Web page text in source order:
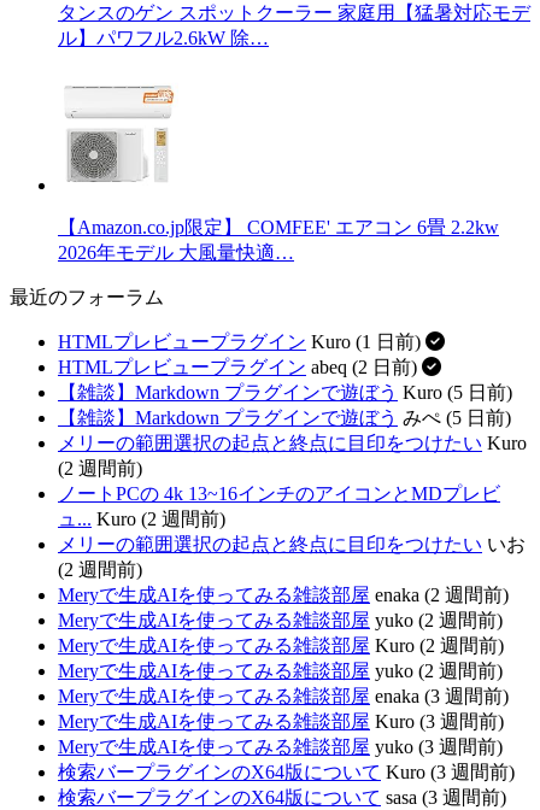
タンスのゲン スポットクーラー 家庭用【猛暑対応モデ
ル】パワフル2.6kW 除…
【Amazon.co.jp限定】 COMFEE' エアコン 6畳 2.2kw
2026年モデル 大風量快適…
最近のフォーラム
HTMLプレビュープラグイン Kuro (1 日前)
HTMLプレビュープラグイン abeq (2 日前)
【雑談】Markdown プラグインで遊ぼう Kuro (5 日前)
【雑談】Markdown プラグインで遊ぼう みぺ (5 日前)
メリーの範囲選択の起点と終点に目印をつけたい Kuro
(2 週間前)
ノートPCの 4k 13~16インチのアイコンとMDプレビ
ュ... Kuro (2 週間前)
メリーの範囲選択の起点と終点に目印をつけたい いお
(2 週間前)
Meryで生成AIを使ってみる雑談部屋 enaka (2 週間前)
Meryで生成AIを使ってみる雑談部屋 yuko (2 週間前)
Meryで生成AIを使ってみる雑談部屋 Kuro (2 週間前)
Meryで生成AIを使ってみる雑談部屋 yuko (2 週間前)
Meryで生成AIを使ってみる雑談部屋 enaka (3 週間前)
Meryで生成AIを使ってみる雑談部屋 Kuro (3 週間前)
Meryで生成AIを使ってみる雑談部屋 yuko (3 週間前)
検索バープラグインのX64版について Kuro (3 週間前)
検索バープラグインのX64版について sasa (3 週間前)